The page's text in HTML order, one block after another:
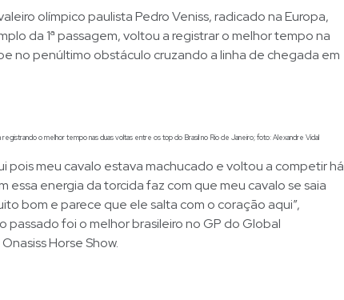
olímpico paulista Pedro Veniss, radicado na Europa,
da 1ª passagem, voltou a registrar o melhor tempo na
no penúltimo obstáculo cruzando a linha de chegada em
o melhor tempo nas duas voltas entre os top do Brasil no Rio de Janeiro; foto: Alexandre Vidal
pois meu cavalo estava machucado e voltou a competir há
essa energia da torcida faz com que meu cavalo se saia
bom e parece que ele salta com o coração aqui”,
passado foi o melhor brasileiro no GP do Global
Horse Show.